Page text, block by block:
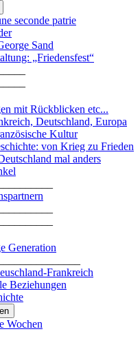
seconde patrie
Sand
„Friedensfest“
mit Rückblicken etc...
Deutschland, Europa
Kultur
von Krieg zu Frieden
mal anders
Generation
Frankreich
Beziehungen
Wochen